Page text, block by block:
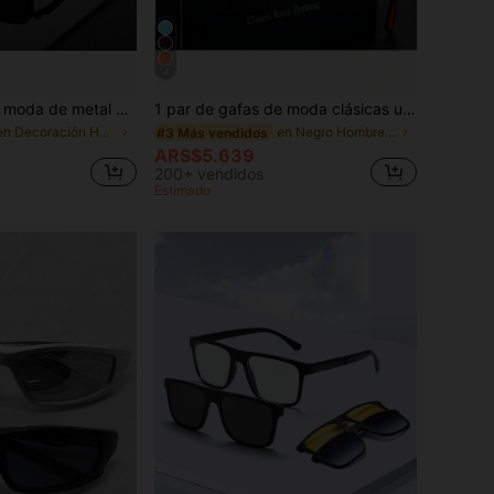
Nuevas gafas de moda de metal con montura grande y estilo punk, adecuadas para uso al aire viajes
en Decoración Hombres Gafas y accesorios para gafa
1 par de gafas de moda clásicas unisex, gafas cuadradas con estilo, gafas protectoras adecuadas para viajes, pesca, ciclismo y otras actividades al aire libre, moda versátil, ideal para vacaciones de verano en la playa y viajes al aire libre
#3 Más vendidos en Negro Hombres Gafas y accesorios para gafas
ARS$5.639
200+ vendidos
Estimado